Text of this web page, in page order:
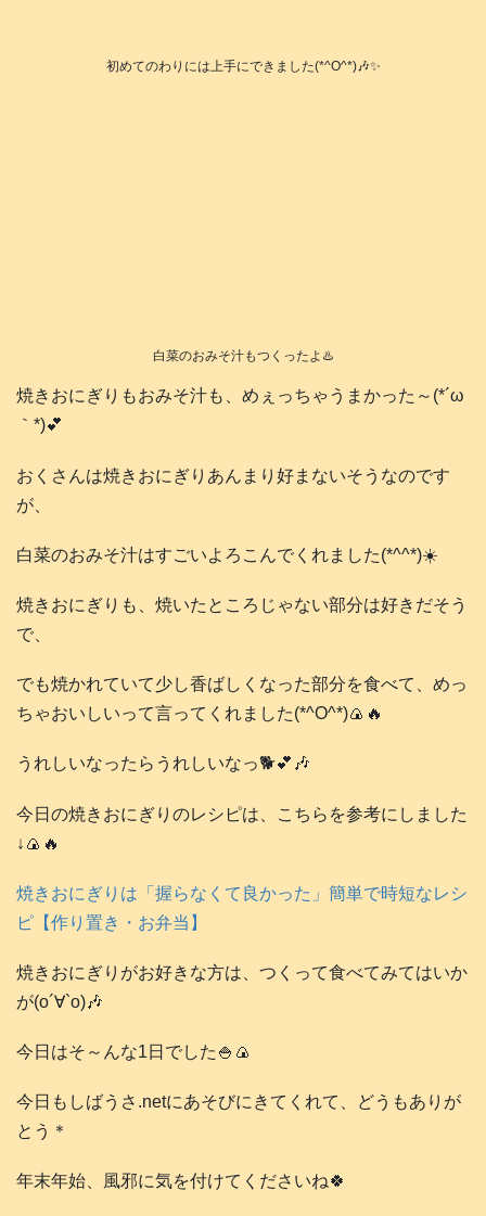
初めてのわりには上手にできました(*^O^*)🎶✨
白菜のおみそ汁もつくったよ♨️
焼きおにぎりもおみそ汁も、めぇっちゃうまかった～(*´ω
｀*)💕
おくさんは焼きおにぎりあんまり好まないそうなのです
が、
白菜のおみそ汁はすごいよろこんでくれました(*^^*)☀️
焼きおにぎりも、焼いたところじゃない部分は好きだそう
で、
でも焼かれていて少し香ばしくなった部分を食べて、めっ
ちゃおいしいって言ってくれました(*^O^*)🍙🔥
うれしいなったらうれしいなっ🐕️💕🎶
今日の焼きおにぎりのレシピは、こちらを参考にしました
↓🍙🔥
焼きおにぎりは「握らなくて良かった」簡単で時短なレシ
ピ【作り置き・お弁当】
焼きおにぎりがお好きな方は、つくって食べてみてはいか
が(о´∀`о)🎶
今日はそ～んな1日でした🍚🍙
今日もしばうさ.netにあそびにきてくれて、どうもありが
とう＊
年末年始、風邪に気を付けてくださいね🍀